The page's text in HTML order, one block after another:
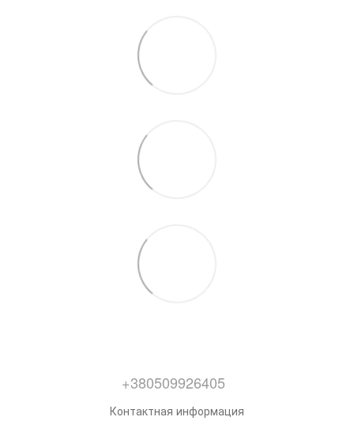
+380509926405
Контактная информация